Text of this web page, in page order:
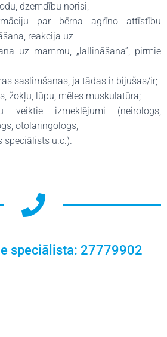
dzemdību norisi;
par bērna agrīno attīstību
reakcija uz
uz mammu, „lallināšana”, pirmie
saslimšanas, ja tādas ir bijušas/ir;
žokļu, lūpu, mēles muskulatūra;
veiktie izmeklējumi (neirologs,
otolaringologs,
speciālists u.c.).
speciālista: 27779902